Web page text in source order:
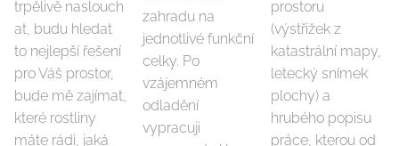
trpělivě naslouch
at, budu hledat
to nejlepší řešení
pro Váš prostor,
bude mě zajímat,
které rostliny
máte rádi, jaká
zahradu na
jednotlivé funkční
celky. Po
vzájemném
odladění
vypracuji
prostoru
(výstřižek z
katastrální mapy,
letecký snímek
plochy) a
hrubého popisu
práce, kterou od